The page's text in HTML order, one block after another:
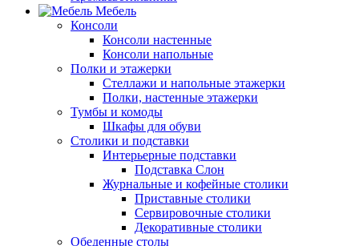
Мебель
Консоли
Консоли настенные
Консоли напольные
Полки и этажерки
Стеллажи и напольные этажерки
Полки, настенные этажерки
Тумбы и комоды
Шкафы для обуви
Столики и подставки
Интерьерные подставки
Подставка Слон
Журнальные и кофейные столики
Приставные столики
Сервировочные столики
Декоративные столики
Обеденные столы